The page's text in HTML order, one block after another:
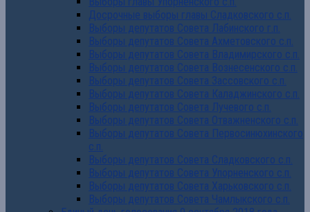
Досрочные выборы главы Сладковского с.п.
Выборы депутатов Совета Лабинского г.п.
Выборы депутатов Совета Ахметовского с.п.
Выборы депутатов Совета Владимирского с.п.
Выборы депутатов Совета Вознесенского с.п.
Выборы депутатов Совета Зассовского с.п.
Выборы депутатов Совета Каладжинского с.п.
Выборы депутатов Совета Лучевого с.п.
Выборы депутатов Совета Отважненского с.п.
Выборы депутатов Совета Первосинюхинского
с.п.
Выборы депутатов Совета Сладковского с.п.
Выборы депутатов Совета Упорненского с.п.
Выборы депутатов Совета Харьковского с.п.
Выборы депутатов Совета Чамлыкского с.п.